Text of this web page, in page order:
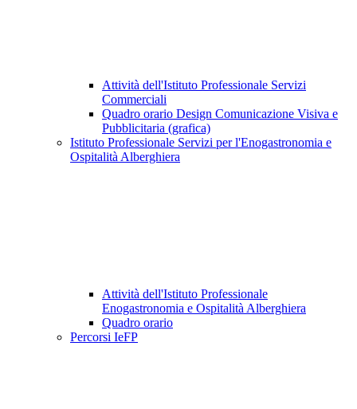
Attività dell'Istituto Professionale Servizi
Commerciali
Quadro orario Design Comunicazione Visiva e
Pubblicitaria (grafica)
Istituto Professionale Servizi per l'Enogastronomia e
Ospitalità Alberghiera
Attività dell'Istituto Professionale
Enogastronomia e Ospitalità Alberghiera
Quadro orario
Percorsi IeFP